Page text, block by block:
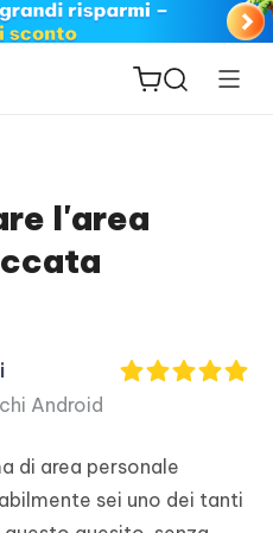
l'area
Android
di area personale
sei uno dei tanti